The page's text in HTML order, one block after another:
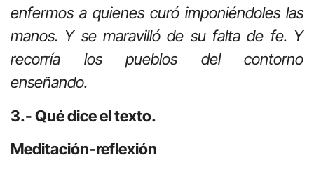
enfermos a quienes curó imponiéndoles las
manos. Y se maravilló de su falta de fe. Y
recorría los pueblos del contorno
enseñando.
3.- Qué dice el texto.
Meditación-reflexión